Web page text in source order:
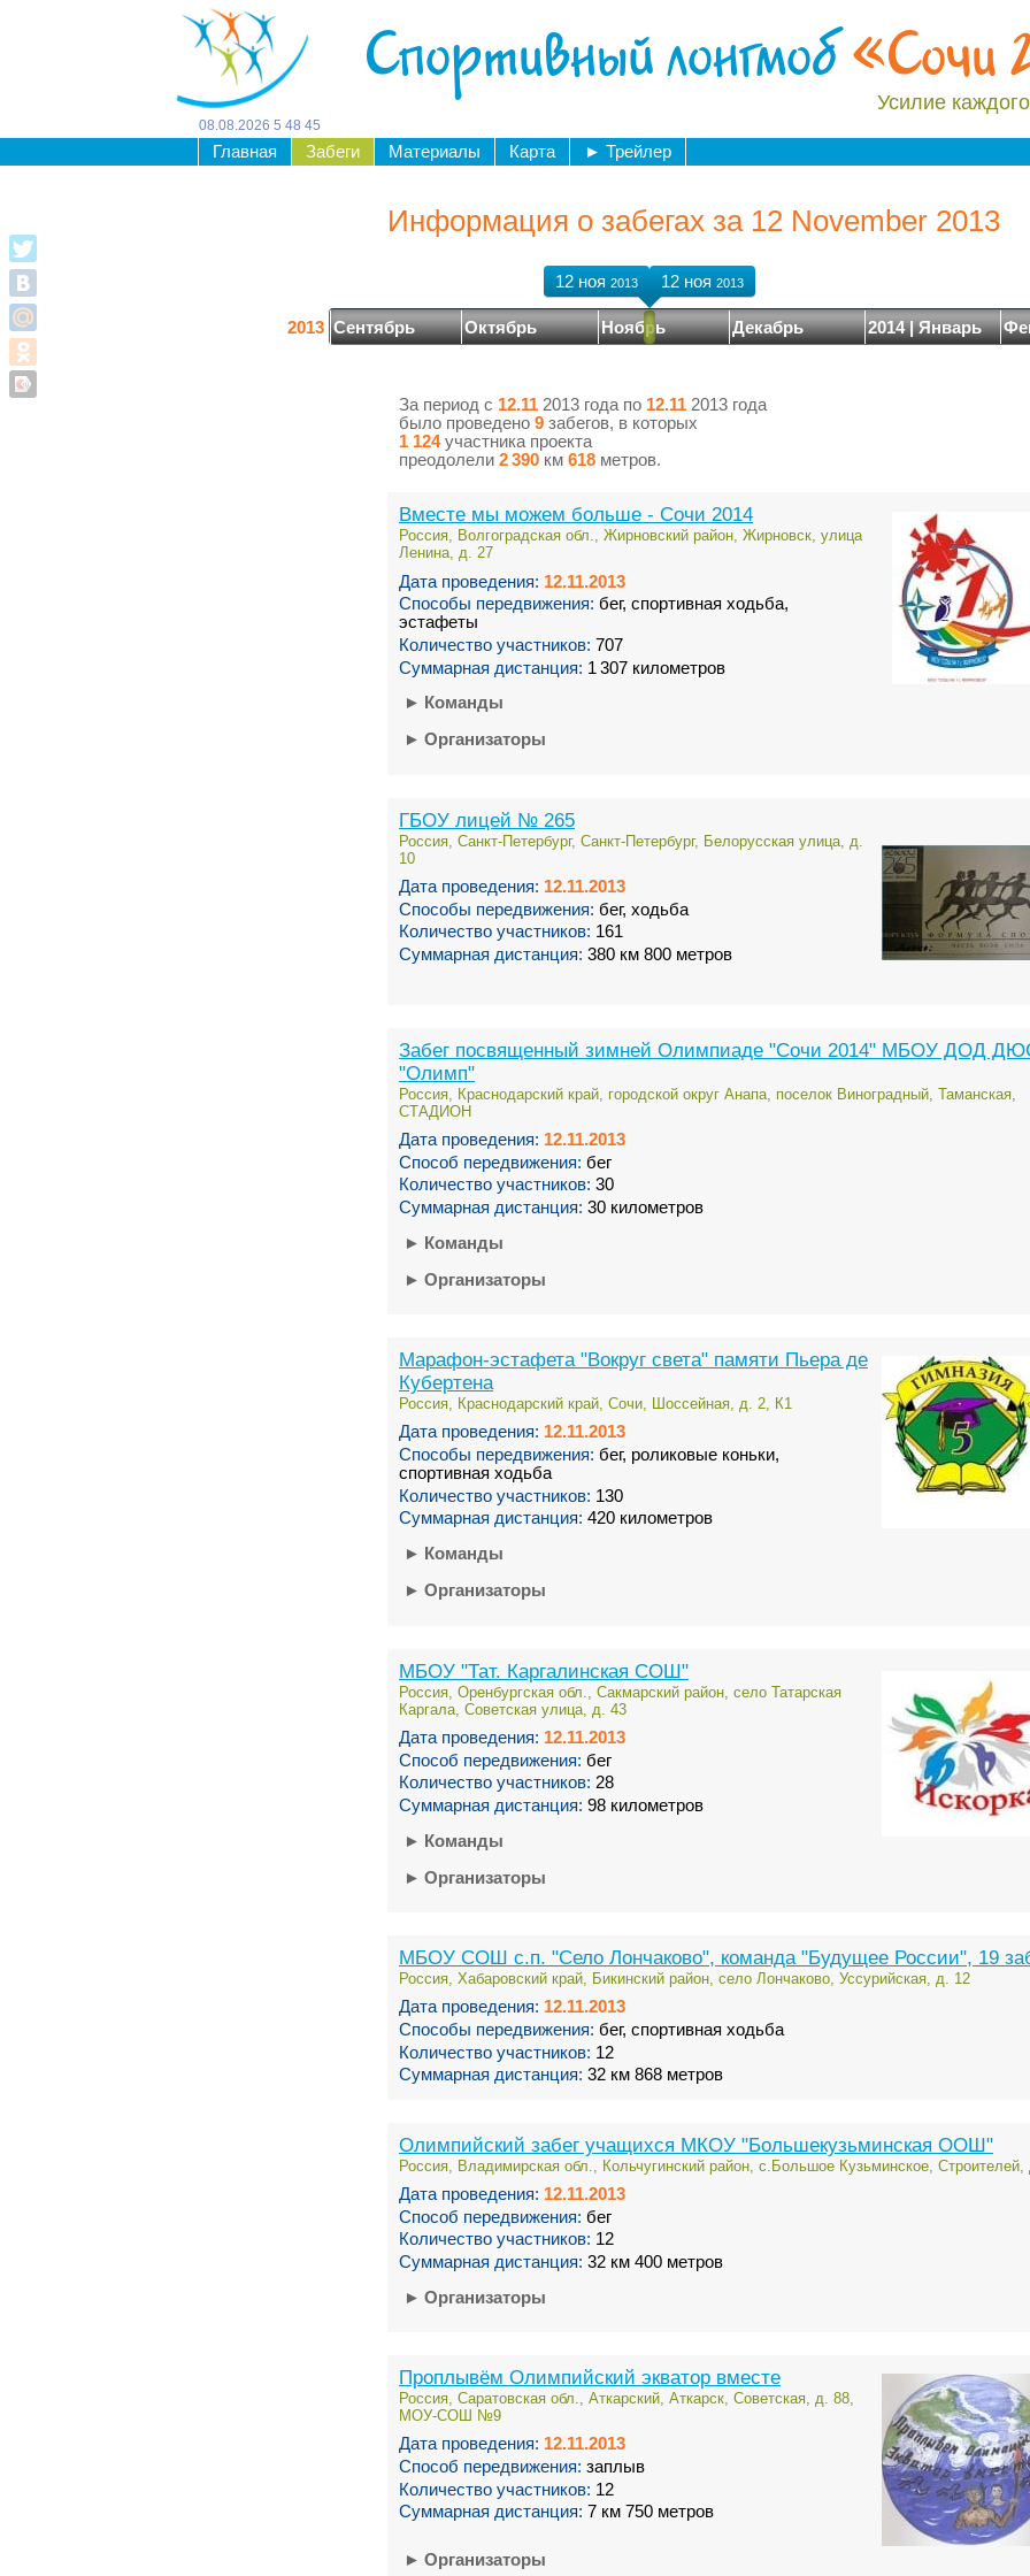
Спортивный лонгмоб«Сочи
Усилие
08 08 2026 5 48 46
Главная Забеги Материалы Карта ► Трейлер
Информация о забегах за 12 November 2013
2013 Сентябрь Октябрь Ноябрь Декабрь 2014 | Январь
12 ноя2013 12 ноя2013
За период с 12.11 2013 года по 12.11 2013 года
было проведено 9 забегов, в которых
1 124участника проекта
преодолели 2 390 км 618 метров.
Вместе мы можем больше - Сочи 2014
Россия, Волгоградская обл., Жирновский район, Жирновск, улица
Ленина, д. 27
Дата проведения: 12.11.2013
Способы передвижения: бег, спортивная ходьба,
эстафеты
Количество участников: 707
Суммарная дистанция: 1 307 километров
► Команды
► Организаторы
ГБОУ лицей № 265
Россия, Санкт-Петербург, Санкт-Петербург, Белорусская улица, д.
10
Дата проведения: 12.11.2013
Способы передвижения: бег, ходьба
Количество участников: 161
Суммарная дистанция: 380 км 800 метров
Забег посвященный зимней Олимпиаде "Сочи 2014" МБОУ ДОД
"Олимп"
Россия, Краснодарский край, городской округ Анапа, поселок Виноградный, Таманская,
СТАДИОН
Дата проведения: 12.11.2013
Способ передвижения: бег
Количество участников: 30
Суммарная дистанция: 30 километров
► Команды
► Организаторы
Марафон-эстафета "Вокруг света" памяти Пьера де
Кубертена
Россия, Краснодарский край, Сочи, Шоссейная, д. 2, К1
Дата проведения: 12.11.2013
Способы передвижения: бег, роликовые коньки,
спортивная ходьба
Количество участников: 130
Суммарная дистанция: 420 километров
► Команды
► Организаторы
МБОУ "Тат. Каргалинская СОШ"
Россия, Оренбургская обл., Сакмарский район, село Татарская
Каргала, Советская улица, д. 43
Дата проведения: 12.11.2013
Способ передвижения: бег
Количество участников: 28
Суммарная дистанция: 98 километров
► Команды
► Организаторы
МБОУ СОШ с.п. "Село Лончаково", команда "Будущее России", 19
Россия, Хабаровский край, Бикинский район, село Лончаково, Уссурийская, д. 12
Дата проведения: 12.11.2013
Способы передвижения: бег, спортивная ходьба
Количество участников: 12
Суммарная дистанция: 32 км 868 метров
Олимпийский забег учащихся МКОУ "Большекузьминская ООШ"
Россия, Владимирская обл., Кольчугинский район, с.Большое Кузьминское, Строителей,
Дата проведения: 12.11.2013
Способ передвижения: бег
Количество участников: 12
Суммарная дистанция: 32 км 400 метров
► Организаторы
Проплывём Олимпийский экватор вместе
Россия, Саратовская обл., Аткарский, Аткарск, Советская, д. 88,
МОУ-СОШ №9
Дата проведения: 12.11.2013
Способ передвижения: заплыв
Количество участников: 12
Суммарная дистанция: 7 км 750 метров
► Организаторы